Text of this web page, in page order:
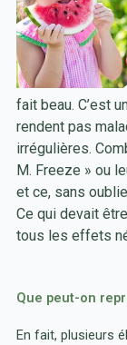
fait beau. C’est
rendent pas
irrégulières.
M. Freeze » ou
et ce, sans
Ce qui devait
tous les effets
Que peut-on
En fait, plusieurs